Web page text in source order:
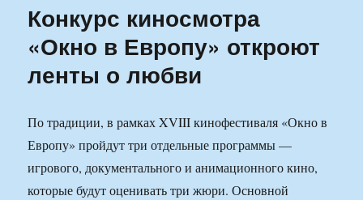
Конкурс киносмотра
«Окно в Европу» откроют
ленты о любви
По традиции, в рамках XVIII кинофестиваля «Окно в
Европу» пройдут три отдельные программы —
игрового, документального и анимационного кино,
которые будут оценивать три жюри. Основной